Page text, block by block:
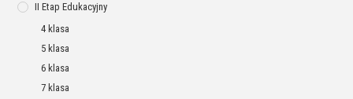
II Etap Edukacyjny
4 klasa
5 klasa
6 klasa
7 klasa